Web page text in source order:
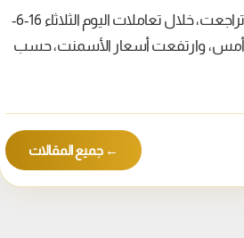
أسعار الحديد في الأسواق تراجعت، خلال تعاملات اليوم الثلاثاء 16-6-
أمس، وارتفعت أسعار الأسمنت، حسب
← جميع المقالات